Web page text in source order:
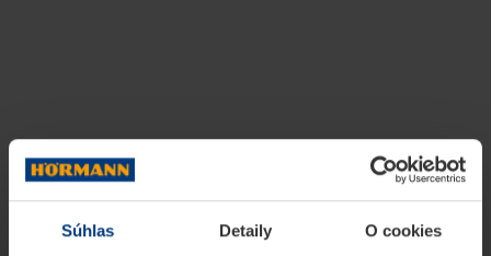
Súhlas Detaily O cookies